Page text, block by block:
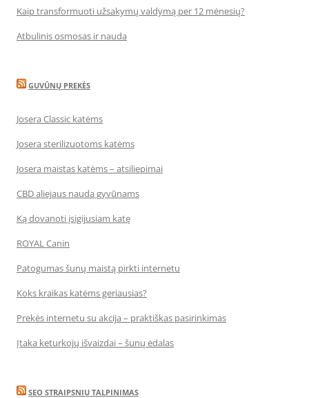
Kaip transformuoti užsakymų valdymą per 12 mėnesių?
Atbulinis osmosas ir nauda
GUVŪNŲ PREKĖS
Josera Classic katėms
Josera sterilizuotoms katėms
Josera maistas katėms – atsiliepimai
CBD aliejaus nauda gyvūnams
Ką dovanoti įsigijusiam katę
ROYAL Canin
Patogumas šunų maistą pirkti internetu
Koks kraikas katėms geriausias?
Prekės internetu su akcija – praktiškas pasirinkimas
Įtaka keturkojų išvaizdai – šunų ėdalas
SEO STRAIPSNIU TALPINIMAS